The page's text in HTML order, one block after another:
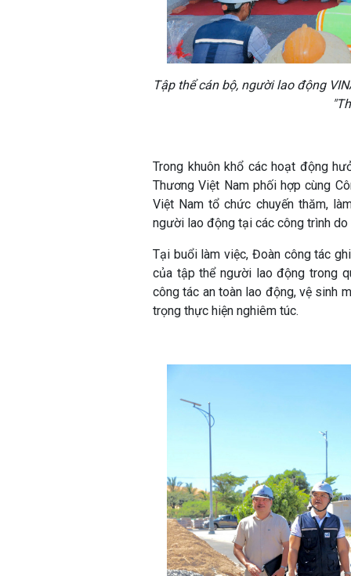
Tập thể cán bộ, người lao động
Trong khuôn khổ các hoạt động
Thương Việt Nam phối hợp cùng
Việt Nam tổ chức chuyến thăm,
người lao động tại các công trình do
Tại buổi làm việc, Đoàn công tác
của tập thể người lao động trong
công tác an toàn lao động, vệ sinh
trọng thực hiện nghiêm túc.